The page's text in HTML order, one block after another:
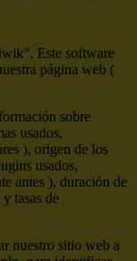
Este software
página web (
sobre
usados,
), origen de los
usados,
antes ), duración de
tasas de
nuestro sitio web a